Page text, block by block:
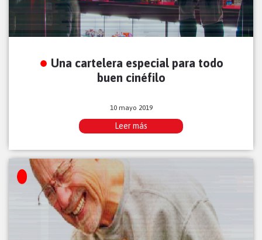
Una cartelera especial para todo
buen cinéfilo
10 mayo 2019
Leer más